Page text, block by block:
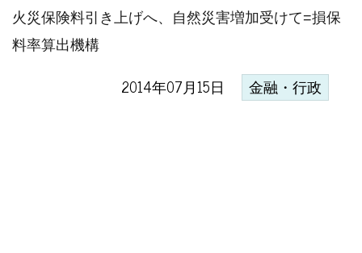
火災保険料引き上げへ、自然災害増加受けて=損保
料率算出機構
2014年07月15日 金融・行政